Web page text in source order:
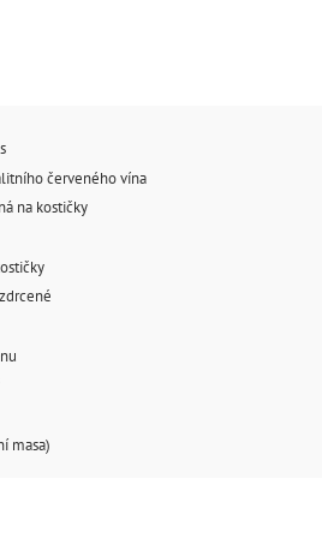
červeného vína
na kostičky
masa)